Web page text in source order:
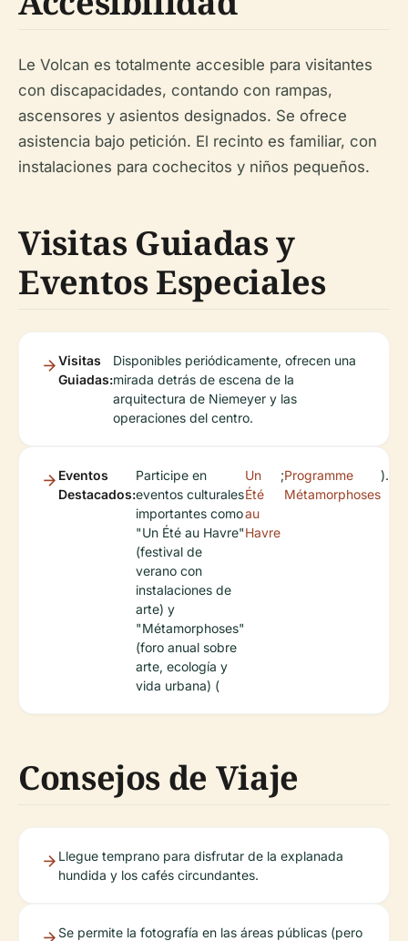
Le Volcan es totalmente accesible para visitantes
con discapacidades, contando con rampas,
ascensores y asientos designados. Se ofrece
asistencia bajo petición. El recinto es familiar, con
instalaciones para cochecitos y niños pequeños.
Visitas Guiadas y
Eventos Especiales
Visitas
Guiadas:
Disponibles periódicamente, ofrecen una
mirada detrás de escena de la
arquitectura de Niemeyer y las
operaciones del centro.
Eventos
Destacados:
Participe en
eventos culturales
importantes como
"Un Été au Havre"
(festival de
verano con
instalaciones de
arte) y
"Métamorphoses"
(foro anual sobre
arte, ecología y
vida urbana) (
Un
Été
au
Havre
;Programme
Métamorphoses
).
Consejos de Viaje
Llegue temprano para disfrutar de la explanada
hundida y los cafés circundantes.
Se permite la fotografía en las áreas públicas (pero